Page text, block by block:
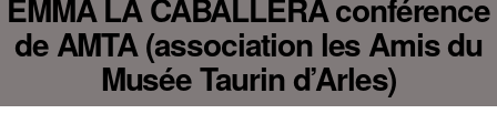
EMMA LA CABALLERA conférence
de AMTA (association les Amis du
Musée Taurin d’Arles)